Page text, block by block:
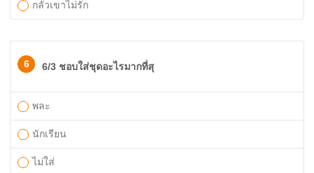
กลัวเขาไม่รัก
6 6/3 ชอบใส่ชุดอะไรมากที่สุ
พละ
นักเรียน
ไม่ใส่